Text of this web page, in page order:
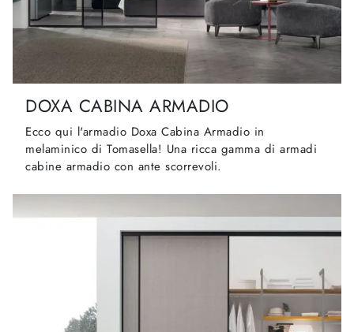
DOXA CABINA ARMADIO
Ecco qui l'armadio Doxa Cabina Armadio in
melaminico di Tomasella! Una ricca gamma di armadi
cabine armadio con ante scorrevoli.